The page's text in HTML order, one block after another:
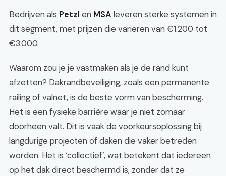
Bedrijven als Petzl en MSA leveren sterke systemen in
dit segment, met prijzen die variëren van €1.200 tot
€3.000.
Waarom zou je je vastmaken als je de rand kunt
afzetten? Dakrandbeveiliging, zoals een permanente
railing of valnet, is de beste vorm van bescherming.
Het is een fysieke barrière waar je niet zomaar
doorheen valt. Dit is vaak de voorkeursoplossing bij
langdurige projecten of daken die vaker betreden
worden. Het is ‘collectief’, wat betekent dat iedereen
op het dak direct beschermd is, zonder dat ze